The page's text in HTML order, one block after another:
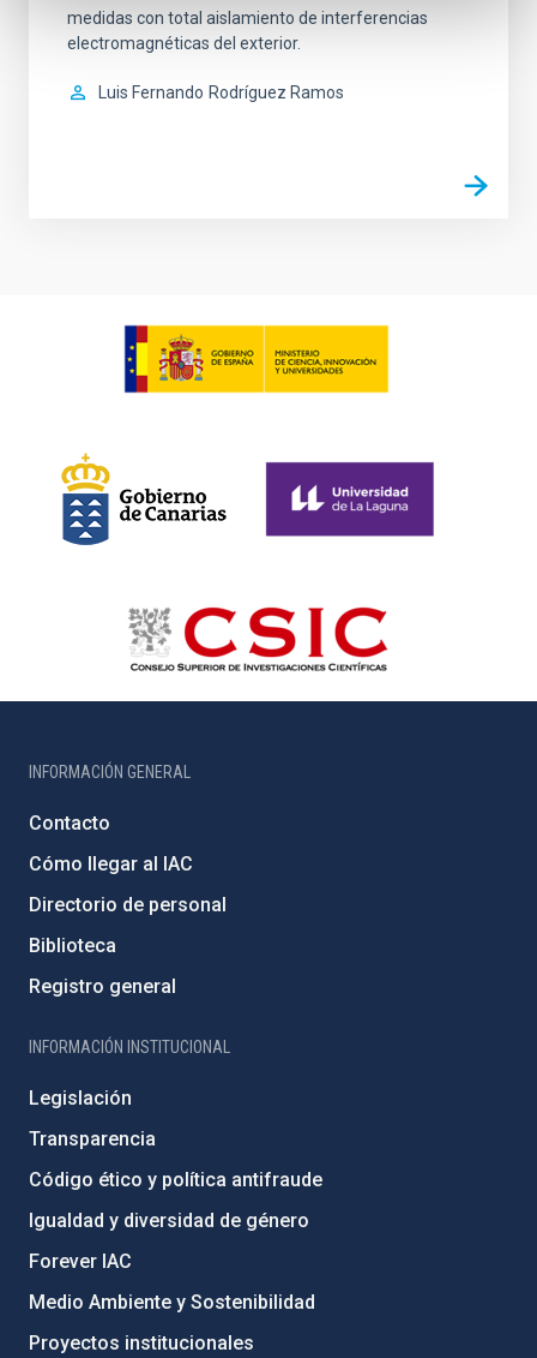
medidas con total aislamiento de interferencias
electromagnéticas del exterior.
Luis Fernando Rodríguez Ramos
INFORMACIÓN GENERAL
Contacto
Cómo llegar al IAC
Directorio de personal
Biblioteca
Registro general
INFORMACIÓN INSTITUCIONAL
Legislación
Transparencia
Código ético y política antifraude
Igualdad y diversidad de género
Forever IAC
Medio Ambiente y Sostenibilidad
Proyectos institucionales